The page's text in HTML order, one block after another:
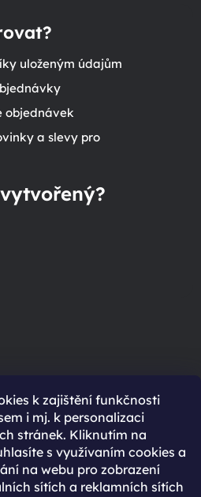
k zajištění funkčnosti
i mj. k personalizaci
stránek. Kliknutím na
s využívaním cookies a
na webu pro zobrazení
sítích a reklamních sítích
uloženým údajům
objednávek
a slevy pro
údajům